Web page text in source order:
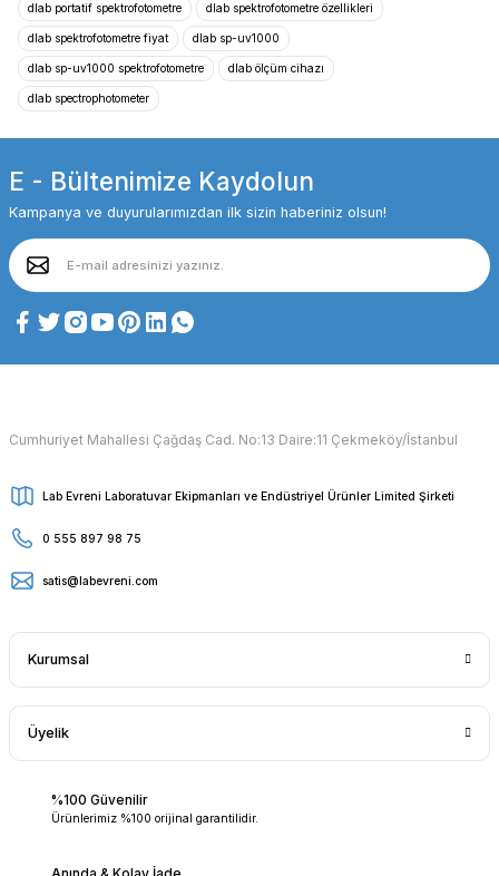
dlab portatif spektrofotometre dlab spektrofotometre özellikleri
dlab spektrofotometre fiyat dlab sp-uv1000
dlab sp-uv1000 spektrofotometre dlab ölçüm cihazı
dlab spectrophotometer
E - Bültenimize Kaydolun
Kampanya ve duyurularımızdan ilk sizin haberiniz olsun!
Cumhuriyet Mahallesi Çağdaş Cad. No:13 Daire:11 Çekmeköy/İstanbul
Lab Evreni Laboratuvar Ekipmanları ve Endüstriyel Ürünler Limited Şirketi
0 555 897 98 75
satis@labevreni.com
Kurumsal
Üyelik
%100 Güvenilir
Ürünlerimiz %100 orijinal garantilidir.